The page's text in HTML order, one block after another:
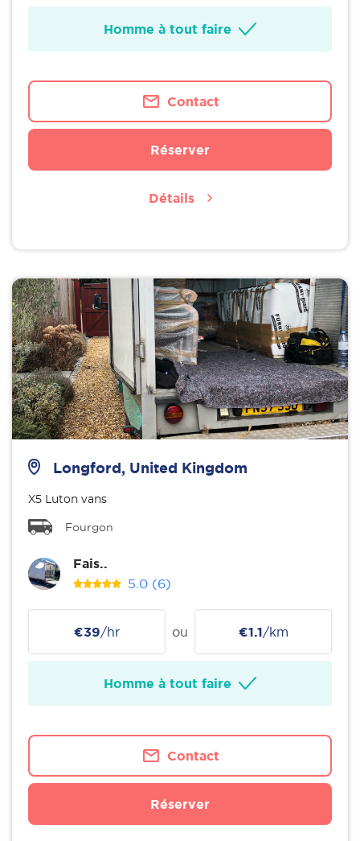
Homme à tout faire
Contact
Réserver
Détails
Longford, United Kingdom
X5 Luton vans
Fourgon
Fais..
5.0 (6)
€39/hr ou €1.1/km
Homme à tout faire
Contact
Réserver